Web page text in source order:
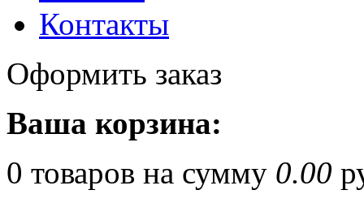
Контакты
Оформить заказ
Ваша корзина:
0 товаров на сумму 0.00